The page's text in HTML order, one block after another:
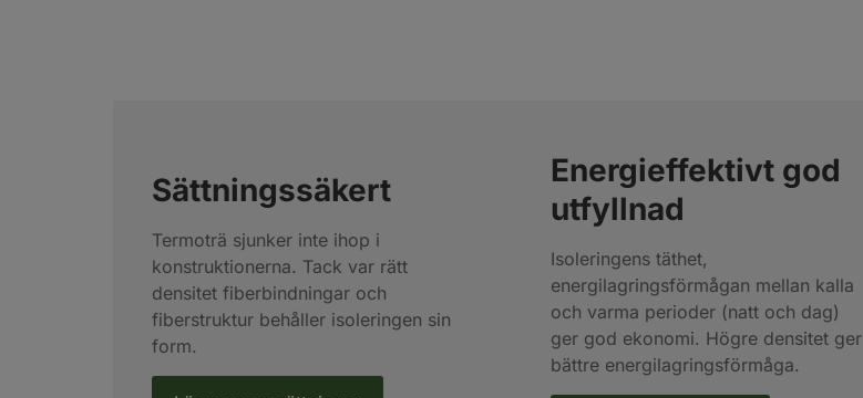
Sättningssäkert
Termoträ sjunker inte ihop i
konstruktionerna. Tack var rätt
densitet fiberbindningar och
fiberstruktur behåller isoleringen sin
form.
Energieffektivt god
utfyllnad
Isoleringens täthet,
energilagringsförmågan mellan kalla
och varma perioder (natt och dag)
ger god ekonomi. Högre densitet ger
bättre energilagringsförmåga.